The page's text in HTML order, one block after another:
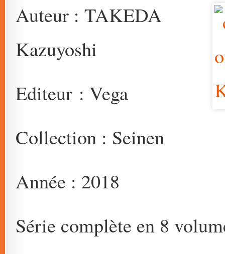
Auteur : TAKEDA
Kazuyoshi
Editeur : Vega
Collection : Seinen
Année : 2018
Série complète en 8